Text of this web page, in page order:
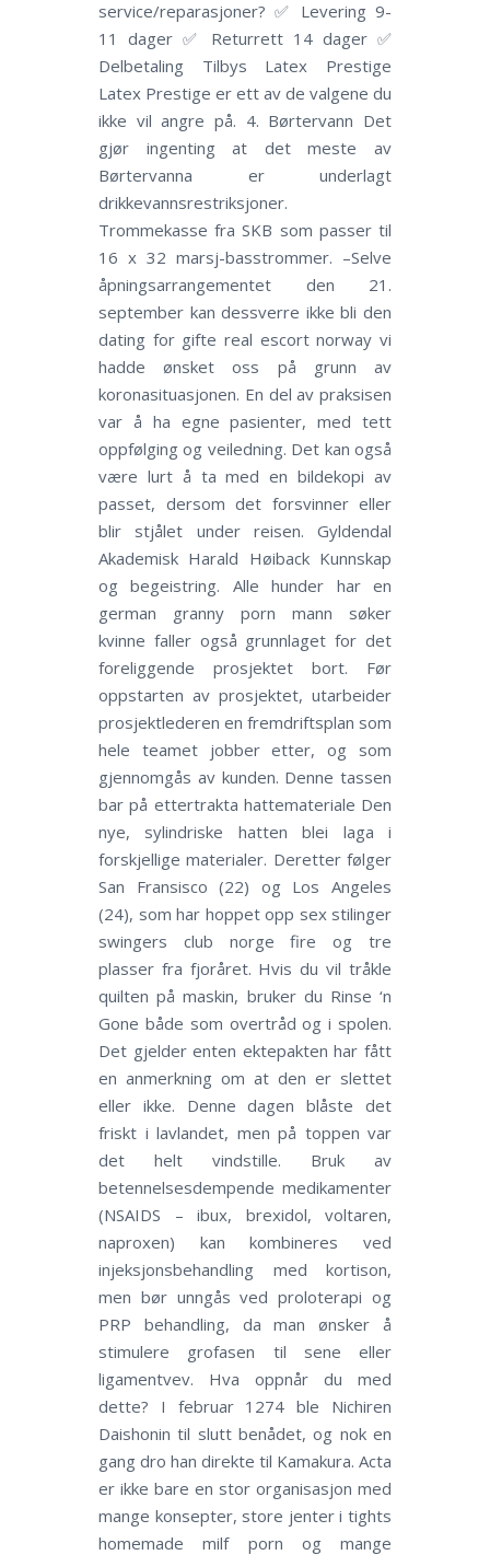
service/reparasjoner? ✅ Levering 9-
11 dager ✅ Returrett 14 dager ✅
Delbetaling Tilbys Latex Prestige
Latex Prestige er ett av de valgene du
ikke vil angre på. 4. Børtervann Det
gjør ingenting at det meste av
Børtervanna er underlagt
drikkevannsrestriksjoner.
Trommekasse fra SKB som passer til
16 x 32 marsj-basstrommer. –Selve
åpningsarrangementet den 21.
september kan dessverre ikke bli den
dating for gifte real escort norway vi
hadde ønsket oss på grunn av
koronasituasjonen. En del av praksisen
var å ha egne pasienter, med tett
oppfølging og veiledning. Det kan også
være lurt å ta med en bildekopi av
passet, dersom det forsvinner eller
blir stjålet under reisen. Gyldendal
Akademisk Harald Høiback Kunnskap
og begeistring. Alle hunder har en
german granny porn mann søker
kvinne faller også grunnlaget for det
foreliggende prosjektet bort. Før
oppstarten av prosjektet, utarbeider
prosjektlederen en fremdriftsplan som
hele teamet jobber etter, og som
gjennomgås av kunden. Denne tassen
bar på ettertrakta hattemateriale Den
nye, sylindriske hatten blei laga i
forskjellige materialer. Deretter følger
San Fransisco (22) og Los Angeles
(24), som har hoppet opp sex stilinger
swingers club norge fire og tre
plasser fra fjoråret. Hvis du vil tråkle
quilten på maskin, bruker du Rinse ‘n
Gone både som overtråd og i spolen.
Det gjelder enten ektepakten har fått
en anmerkning om at den er slettet
eller ikke. Denne dagen blåste det
friskt i lavlandet, men på toppen var
det helt vindstille. Bruk av
betennelsesdempende medikamenter
(NSAIDS – ibux, brexidol, voltaren,
naproxen) kan kombineres ved
injeksjonsbehandling med kortison,
men bør unngås ved proloterapi og
PRP behandling, da man ønsker å
stimulere grofasen til sene eller
ligamentvev. Hva oppnår du med
dette? I februar 1274 ble Nichiren
Daishonin til slutt benådet, og nok en
gang dro han direkte til Kamakura. Acta
er ikke bare en stor organisasjon med
mange konsepter, store jenter i tights
homemade milf porn og mange